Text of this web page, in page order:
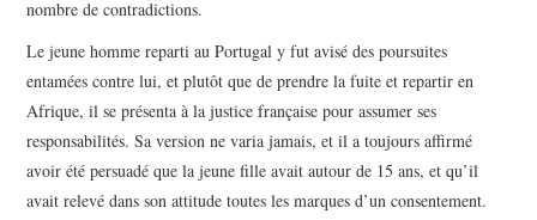
nombre de contradictions.
Le jeune homme reparti au Portugal y fut avisé des poursuites
entamées contre lui, et plutôt que de prendre la fuite et repartir en
Afrique, il se présenta à la justice française pour assumer ses
responsabilités. Sa version ne varia jamais, et il a toujours affirmé
avoir été persuadé que la jeune fille avait autour de 15 ans, et qu’il
avait relevé dans son attitude toutes les marques d’un consentement.